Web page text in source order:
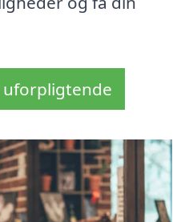
uforpligtende